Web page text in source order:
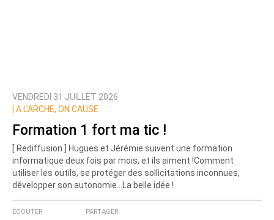
VENDREDI 31 JUILLET 2026
A L’ARCHE, ON CAUSE
Formation 1 fort ma tic !
[ Rediffusion ] Hugues et Jérémie suivent une formation
informatique deux fois par mois, et ils aiment !Comment
utiliser les outils, se protéger des sollicitations inconnues,
développer son autonomie...La belle idée !
ÉCOUTER PARTAGER